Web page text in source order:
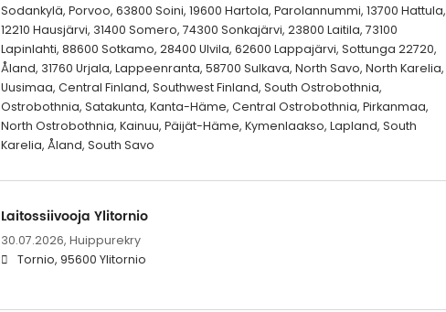
Sodankylä, Porvoo, 63800 Soini, 19600 Hartola, Parolannummi, 13700 Hattula,
12210 Hausjärvi, 31400 Somero, 74300 Sonkajärvi, 23800 Laitila, 73100
Lapinlahti, 88600 Sotkamo, 28400 Ulvila, 62600 Lappajärvi, Sottunga 22720,
Åland, 31760 Urjala, Lappeenranta, 58700 Sulkava, North Savo, North Karelia,
Uusimaa, Central Finland, Southwest Finland, South Ostrobothnia,
Ostrobothnia, Satakunta, Kanta-Häme, Central Ostrobothnia, Pirkanmaa,
North Ostrobothnia, Kainuu, Päijät-Häme, Kymenlaakso, Lapland, South
Karelia, Åland, South Savo
Laitossiivooja Ylitornio
30.07.2026, Huippurekry
Tornio, 95600 Ylitornio